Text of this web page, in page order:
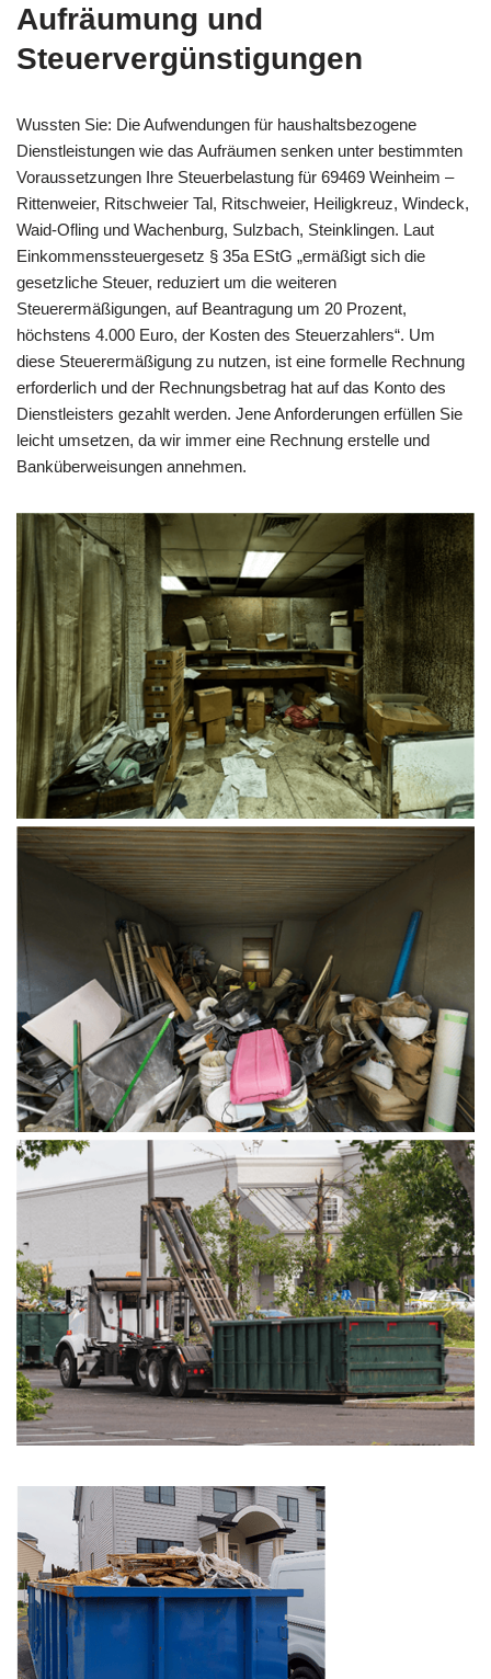
Aufräumung und
Steuervergünstigungen
Wussten Sie: Die Aufwendungen für haushaltsbezogene
Dienstleistungen wie das Aufräumen senken unter bestimmten
Voraussetzungen Ihre Steuerbelastung für 69469 Weinheim –
Rittenweier, Ritschweier Tal, Ritschweier, Heiligkreuz, Windeck,
Waid-Ofling und Wachenburg, Sulzbach, Steinklingen. Laut
Einkommenssteuergesetz § 35a EStG „ermäßigt sich die
gesetzliche Steuer, reduziert um die weiteren
Steuerermäßigungen, auf Beantragung um 20 Prozent,
höchstens 4.000 Euro, der Kosten des Steuerzahlers“. Um
diese Steuerermäßigung zu nutzen, ist eine formelle Rechnung
erforderlich und der Rechnungsbetrag hat auf das Konto des
Dienstleisters gezahlt werden. Jene Anforderungen erfüllen Sie
leicht umsetzen, da wir immer eine Rechnung erstelle und
Banküberweisungen annehmen.